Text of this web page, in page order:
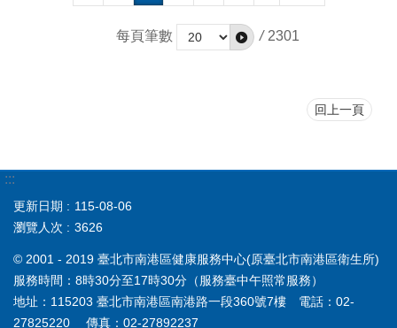
每頁筆數 / 2301
回上一頁
:::
更新日期
115-08-06
瀏覽人次
3626
© 2001 - 2019 臺北市南港區健康服務中心(原臺北市南港區衛生所)
服務時間：8時30分至17時30分（服務臺中午照常服務）
地址：115203 臺北市南港區南港路一段360號7樓 電話：02-
27825220 傳真：02-27892237